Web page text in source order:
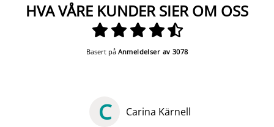
HVA VÅRE KUNDER SIER OM OSS
Basert på Anmeldelser av 3078
C Carina Kärnell